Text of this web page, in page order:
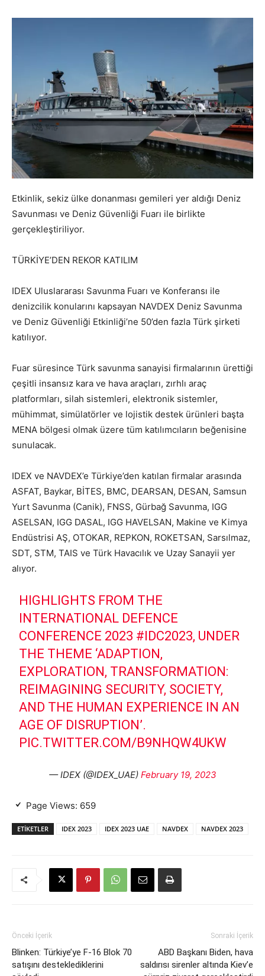
Etkinlik, sekiz ülke donanması gemileri yer aldığı Deniz
Savunması ve Deniz Güvenliği Fuarı ile birlikte
gerçekleştiriliyor.
TÜRKİYE’DEN REKOR KATILIM
IDEX Uluslararası Savunma Fuarı ve Konferansı ile
denizcilik konularını kapsayan NAVDEX Deniz Savunma
ve Deniz Güvenliği Etkinliği’ne 50’den fazla Türk şirketi
katılıyor.
Fuar süresince Türk savunma sanayisi firmalarının ürettiği
çeşitli insansız kara ve hava araçları, zırhlı araç
platformları, silah sistemleri, elektronik sistemler,
mühimmat, simülatörler ve lojistik destek ürünleri başta
MENA bölgesi olmak üzere tüm katılımcıların beğenisine
sunulacak.
IDEX ve NAVDEX’e Türkiye’den katılan firmalar arasında
ASFAT, Baykar, BİTES, BMC, DEARSAN, DESAN, Samsun
Yurt Savunma (Canik), FNSS, Gürbağ Savunma, IGG
ASELSAN, IGG DASAL, IGG HAVELSAN, Makine ve Kimya
Endüstrisi AŞ, OTOKAR, REPKON, ROKETSAN, Sarsılmaz,
SDT, STM, TAIS ve Türk Havacılık ve Uzay Sanayii yer
alıyor.
HIGHLIGHTS FROM THE
INTERNATIONAL DEFENCE
CONFERENCE 2023 #IDC2023, UNDER
THE THEME ‘ADAPTION,
EXPLORATION, TRANSFORMATION:
REIMAGINING SECURITY, SOCIETY,
AND THE HUMAN EXPERIENCE IN AN
AGE OF DISRUPTION’.
PIC.TWITTER.COM/B9NHQW4UKW
— IDEX (@IDEX_UAE) February 19, 2023
Page Views: 659
ETIKETLER IDEX 2023 IDEX 2023 UAE NAVDEX NAVDEX 2023
Önceki İçerik
Blinken: Türkiye’ye F-16 Blok 70
satışını desteklediklerini
Sonraki İçerik
ABD Başkanı Biden, hava
saldırısı sirenler altında Kiev’e